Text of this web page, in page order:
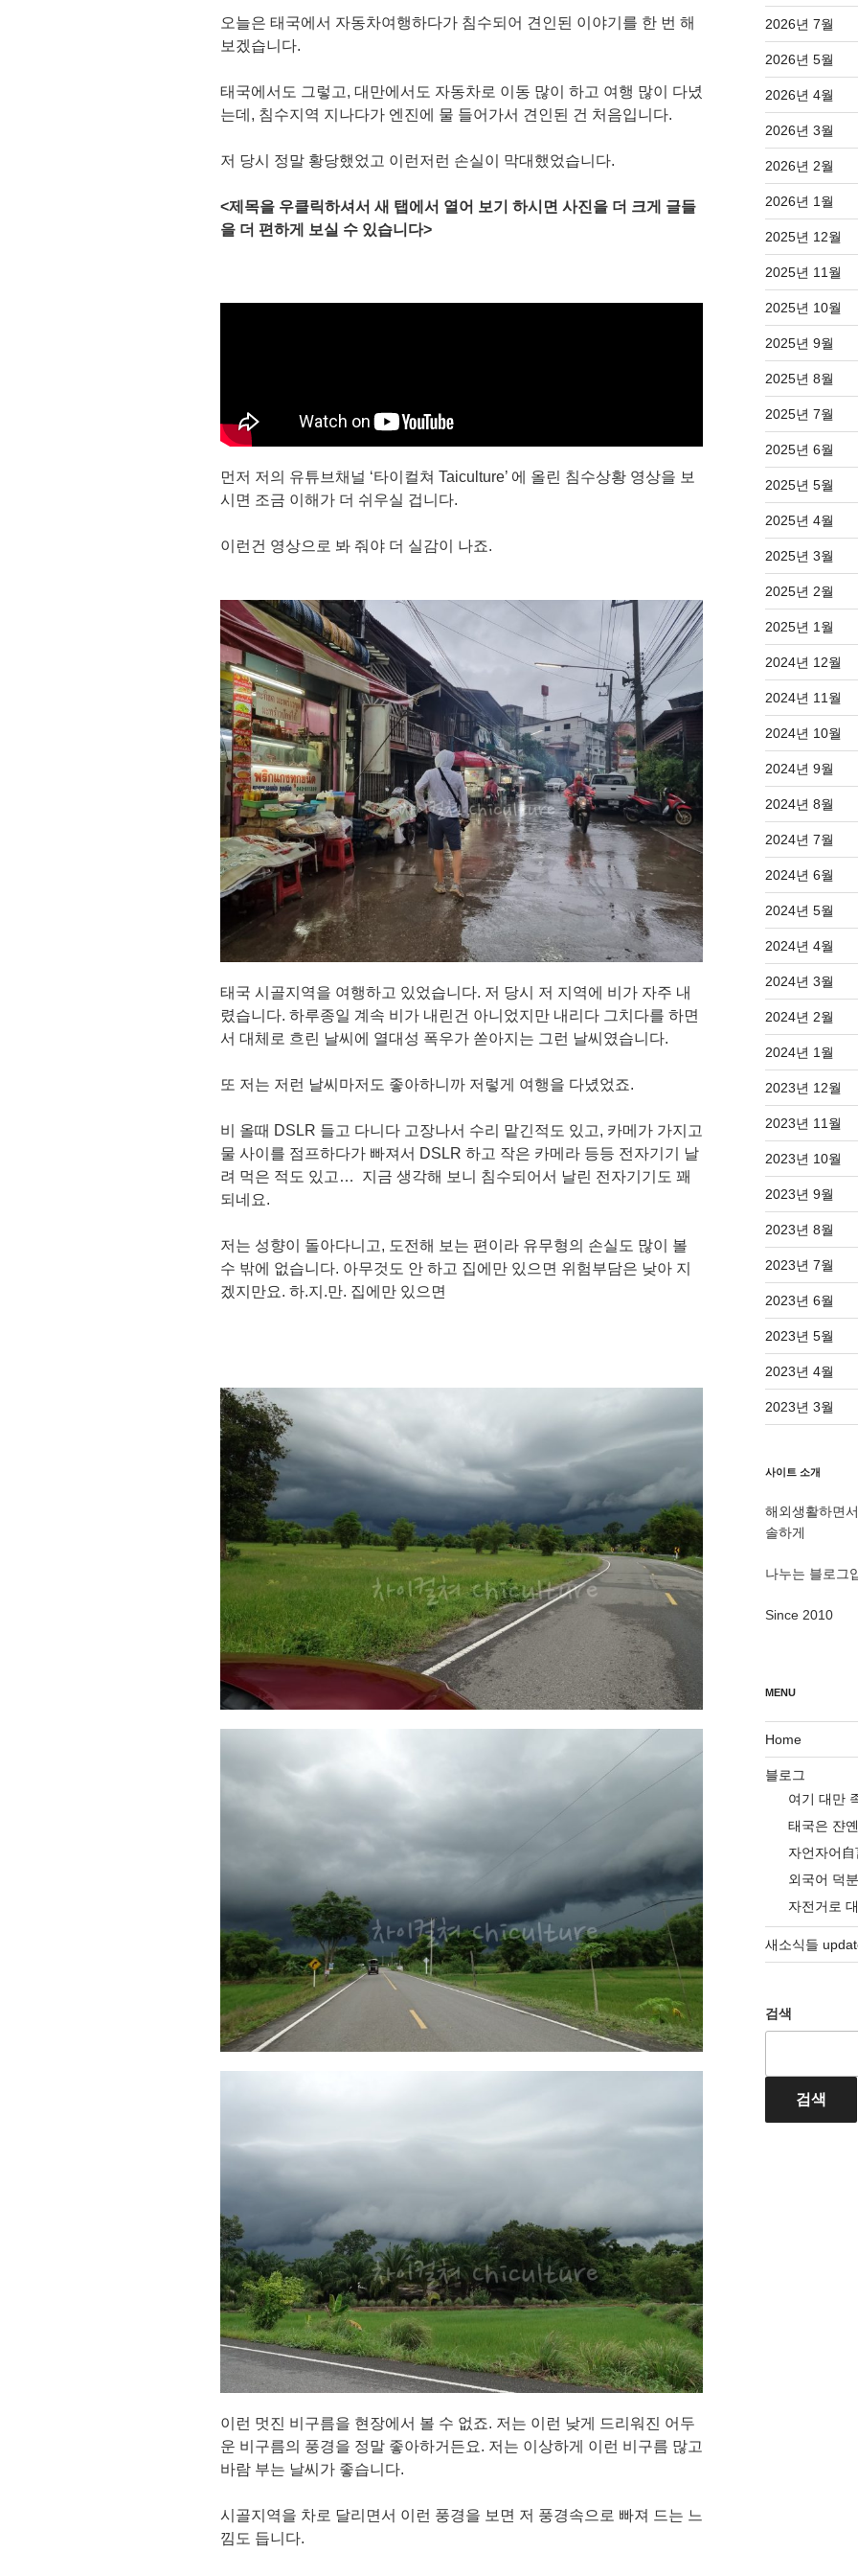
오늘은 태국에서 자동차여행하다가 침수되어 견인된 이야기를 한 번 해
보겠습니다.
태국에서도 그렇고, 대만에서도 자동차로 이동 많이 하고 여행 많이 다녔
는데, 침수지역 지나다가 엔진에 물 들어가서 견인된 건 처음입니다.
저 당시 정말 황당했었고 이런저런 손실이 막대했었습니다.
<제목을 우클릭하셔서 새 탭에서 열어 보기 하시면 사진을 더 크게 글들
을 더 편하게 보실 수 있습니다>
먼저 저의 유튜브채널 ‘타이컬쳐 Taiculture’ 에 올린 침수상황 영상을 보
시면 조금 이해가 더 쉬우실 겁니다.
이런건 영상으로 봐 줘야 더 실감이 나죠.
태국 시골지역을 여행하고 있었습니다. 저 당시 저 지역에 비가 자주 내
렸습니다. 하루종일 계속 비가 내린건 아니었지만 내리다 그치다를 하면
서 대체로 흐린 날씨에 열대성 폭우가 쏟아지는 그런 날씨였습니다.
또 저는 저런 날씨마저도 좋아하니까 저렇게 여행을 다녔었죠.
비 올때 DSLR 들고 다니다 고장나서 수리 맡긴적도 있고, 카메가 가지고
물 사이를 점프하다가 빠져서 DSLR 하고 작은 카메라 등등 전자기기 날
려 먹은 적도 있고… 지금 생각해 보니 침수되어서 날린 전자기기도 꽤
되네요.
저는 성향이 돌아다니고, 도전해 보는 편이라 유무형의 손실도 많이 볼
수 밖에 없습니다. 아무것도 안 하고 집에만 있으면 위험부담은 낮아 지
겠지만요. 하.지.만. 집에만 있으면
이런 멋진 비구름을 현장에서 볼 수 없죠. 저는 이런 낮게 드리워진 어두
운 비구름의 풍경을 정말 좋아하거든요. 저는 이상하게 이런 비구름 많고
바람 부는 날씨가 좋습니다.
시골지역을 차로 달리면서 이런 풍경을 보면 저 풍경속으로 빠져 드는 느
낌도 듭니다.
2026년 7월
2026년 5월
2026년 4월
2026년 3월
2026년 2월
2026년 1월
2025년 12월
2025년 11월
2025년 10월
2025년 9월
2025년 8월
2025년 7월
2025년 6월
2025년 5월
2025년 4월
2025년 3월
2025년 2월
2025년 1월
2024년 12월
2024년 11월
2024년 10월
2024년 9월
2024년 8월
2024년 7월
2024년 6월
2024년 5월
2024년 4월
2024년 3월
2024년 2월
2024년 1월
2023년 12월
2023년 11월
2023년 10월
2023년 9월
2023년 8월
2023년 7월
2023년 6월
2023년 5월
2023년 4월
2023년 3월
사이트 소개
해외생활하면
솔하게
나누는 블로그
Since 2010
MENU
Home
블로그
여기 대만
태국은 쟌
자언자어
외국어 덕
자전거로
새소식들
검색
검색